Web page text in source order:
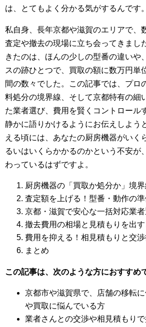
は、とてもよく分かる気がするんです。
私自身、長年京都や滋賀のエリアで、
査定や撤去の現場に立ち会ってきまし
きたのは、ほんの少しの型番の違いや
スの跡ひとつで、買取の額に数万円単
間の数々でした。この記事では、プロ
料処分の境界線、そして京都特有の細
た業者選び、費用を賢くコントロール
静かに語りかけるようにお伝えしよう
える頃には、あなたの厨房機器がいく
るいはいくらかかるのかという不安が
わっているはずですよ。
厨房機器の「買取か処分か」境界
査定額を上げる！型番・動作の
京都・滋賀で安心な一括対応業
撤去費用の相場と見積もりを出
費用を抑える！相見積もりと交
まとめ
この記事は、次のような方におすすめ
京都市や滋賀県で、店舗の移転
や買取に悩んでいる方
業者さんとの交渉や相見積もり